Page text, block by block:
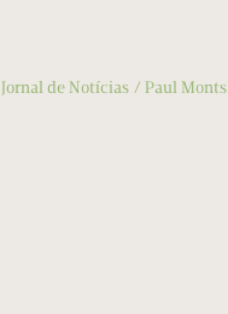
Jornal de Notícias Paul Monts